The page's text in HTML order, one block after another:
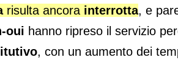
risulta ancora interrotta, e
oui hanno ripreso il servizio
, con un aumento dei